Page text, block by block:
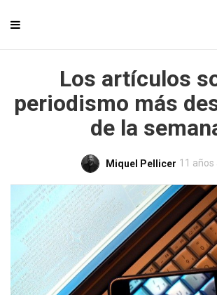
Los artículos
periodismo más
de la
Miquel Pellicer 11 años